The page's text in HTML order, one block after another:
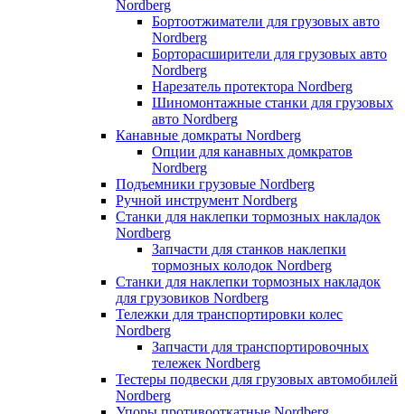
Nordberg
Бортоотжиматели для грузовых авто
Nordberg
Борторасширители для грузовых авто
Nordberg
Нарезатель протектора Nordberg
Шиномонтажные станки для грузовых
авто Nordberg
Канавные домкраты Nordberg
Опции для канавных домкратов
Nordberg
Подъемники грузовые Nordberg
Ручной инструмент Nordberg
Станки для наклепки тормозных накладок
Nordberg
Запчасти для станков наклепки
тормозных колодок Nordberg
Станки для наклепки тормозных накладок
для грузовиков Nordberg
Тележки для транспортировки колес
Nordberg
Запчасти для транспортировочных
тележек Nordberg
Тестеры подвески для грузовых автомобилей
Nordberg